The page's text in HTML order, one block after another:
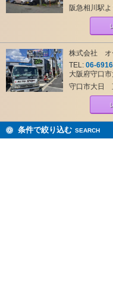
阪急相川駅よ
株式会社 オ
TEL: 06-
大阪府守口
守口市大日
条件で絞り込む SEARCH